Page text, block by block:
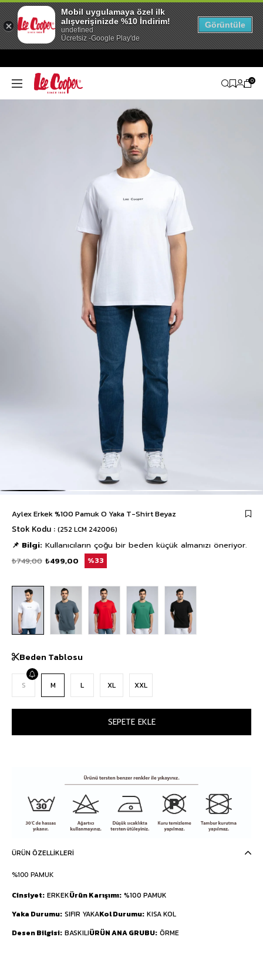
0
Aylex Erkek %100 Pamuk O Yaka T-Shirt Beyaz
Stok Kodu (252 LCM 242006)
📌 Bilgi: Kullanıcıların çoğu bir beden küçük almanızı öneriyor.
₺749,00 ₺499,00 33
Beden Tablosu
S M L XL XXL
ÜRÜN ÖZELLIKLERI
%100 PAMUK
Cinsiyet ERKEKÜrün Karışımı %100 PAMUK
Yaka Durumu SIFIR YAKAKol Durumu KISA KOL
Desen Bilgisi BASKILIÜRÜN ANA GRUBU ÖRME
Mobil uygulamaya özel ilk
alışverişinizde %10 İndirim!
undefined
Ücretsiz -Google Play'de
Görüntüle